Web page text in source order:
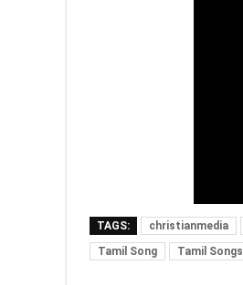
TAGS: christianmedia
Tamil Song
Tamil Songs